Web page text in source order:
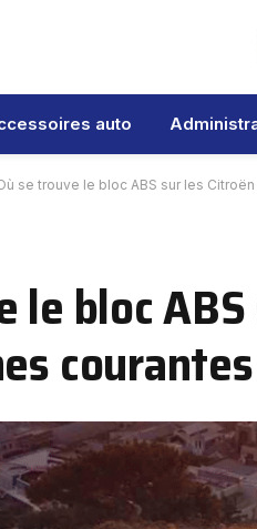
auto
se trouve le bloc ABS sur les
le bloc